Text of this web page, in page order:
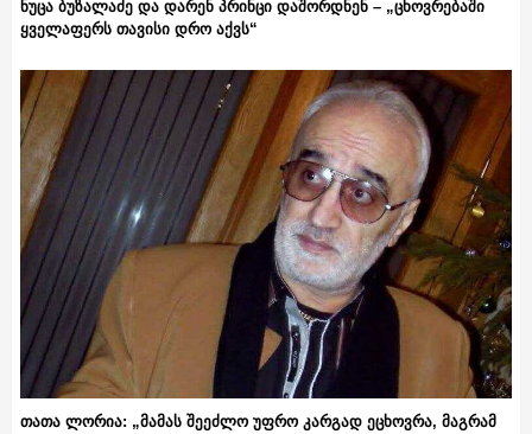
ნუცა ბუზალაძე და დარენ პრინცი დაშორდნენ – „ცხოვრებაში
ყველაფერს თავისი დრო აქვს“
თათა ლორია: „მამას შეეძლო უფრო კარგად ეცხოვრა, მაგრამ